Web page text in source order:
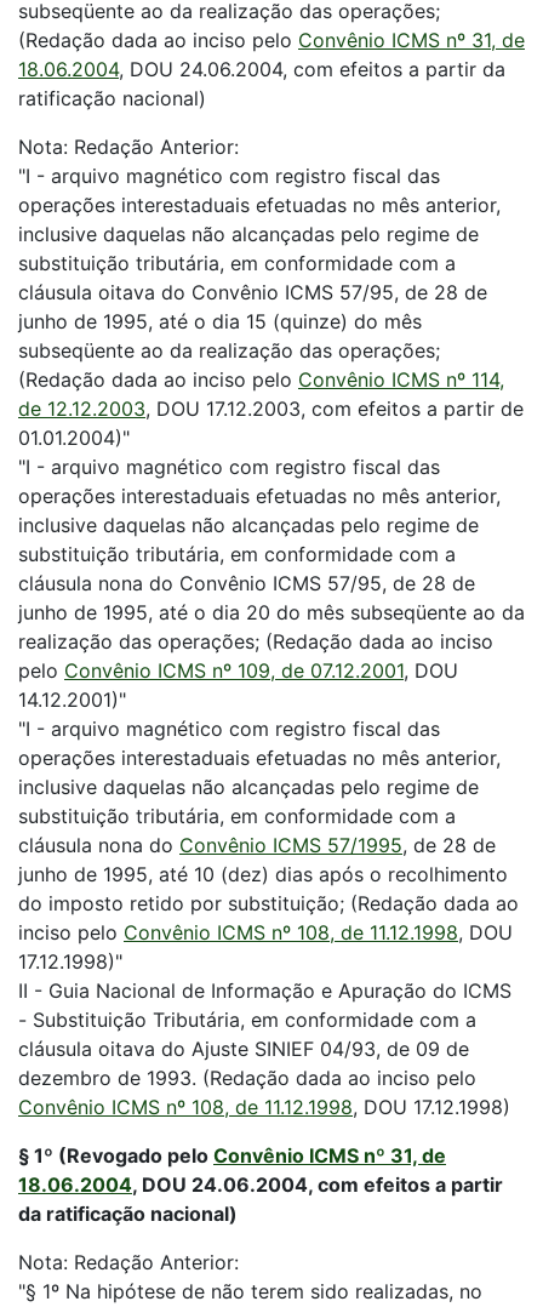
subseqüente ao da realização das operações;
(Redação dada ao inciso pelo Convênio ICMS nº 31, de
18.06.2004, DOU 24.06.2004, com efeitos a partir da
ratificação nacional)
Nota: Redação Anterior:
"I - arquivo magnético com registro fiscal das
operações interestaduais efetuadas no mês anterior,
inclusive daquelas não alcançadas pelo regime de
substituição tributária, em conformidade com a
cláusula oitava do Convênio ICMS 57/95, de 28 de
junho de 1995, até o dia 15 (quinze) do mês
subseqüente ao da realização das operações;
(Redação dada ao inciso pelo Convênio ICMS nº 114,
de 12.12.2003, DOU 17.12.2003, com efeitos a partir de
01.01.2004)"
"I - arquivo magnético com registro fiscal das
operações interestaduais efetuadas no mês anterior,
inclusive daquelas não alcançadas pelo regime de
substituição tributária, em conformidade com a
cláusula nona do Convênio ICMS 57/95, de 28 de
junho de 1995, até o dia 20 do mês subseqüente ao da
realização das operações; (Redação dada ao inciso
pelo Convênio ICMS nº 109, de 07.12.2001, DOU
14.12.2001)"
"I - arquivo magnético com registro fiscal das
operações interestaduais efetuadas no mês anterior,
inclusive daquelas não alcançadas pelo regime de
substituição tributária, em conformidade com a
cláusula nona do Convênio ICMS 57/1995, de 28 de
junho de 1995, até 10 (dez) dias após o recolhimento
do imposto retido por substituição; (Redação dada ao
inciso pelo Convênio ICMS nº 108, de 11.12.1998, DOU
17.12.1998)"
II - Guia Nacional de Informação e Apuração do ICMS
- Substituição Tributária, em conformidade com a
cláusula oitava do Ajuste SINIEF 04/93, de 09 de
dezembro de 1993. (Redação dada ao inciso pelo
Convênio ICMS nº 108, de 11.12.1998, DOU 17.12.1998)
§ 1º (Revogado pelo Convênio ICMS nº 31, de
18.06.2004, DOU 24.06.2004, com efeitos a partir
da ratificação nacional)
Nota: Redação Anterior:
"§ 1º Na hipótese de não terem sido realizadas, no